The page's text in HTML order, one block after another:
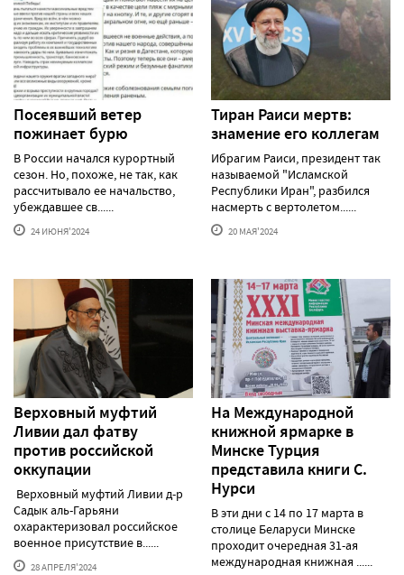
Посеявший ветер
пожинает бурю
В России начался курортный
сезон. Но, похоже, не так, как
рассчитывало ее начальство,
убеждавшее св......
24 ИЮНЯ'2024
Тиран Раиси мертв:
знамение его коллегам
Ибрагим Раиси, президент так
называемой "Исламской
Республики Иран", разбился
насмерть с вертолетом......
20 МАЯ'2024
Верховный муфтий
Ливии дал фатву
против российской
оккупации
Верховный муфтий Ливии д-р
Садык аль-Гарьяни
охарактеризовал российское
военное присутствие в......
28 АПРЕЛЯ'2024
На Международной
книжной ярмарке в
Минске Турция
представила книги С.
Нурси
В эти дни с 14 по 17 марта в
столице Беларуси Минске
проходит очередная 31-ая
международная книжная ......